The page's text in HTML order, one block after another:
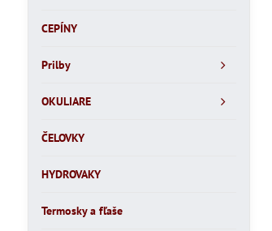
CEPÍNY
Prilby
OKULIARE
ČELOVKY
HYDROVAKY
Termosky a fľaše